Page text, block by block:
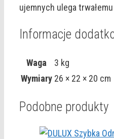
ujemnych ulega
Informacje
Waga
3 kg
Wymiary 26 × 22 × 20 cm
Podobne produkty